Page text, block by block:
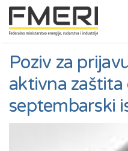
Poziv za
aktivna zaštita
septembarski